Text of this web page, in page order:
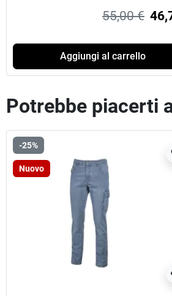
55,00 €
Aggiungi al carrello
Potrebbe piacerti
-25%
Nuovo